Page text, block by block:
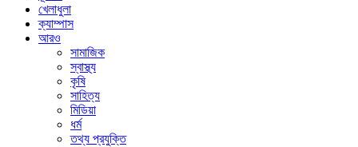
খেলাধুলা
ক্যাম্পাস
আরও
সামাজিক
স্বাস্থ্য
কৃষি
সাহিত্য
মিডিয়া
ধর্ম
তথ্য প্রযুক্তি